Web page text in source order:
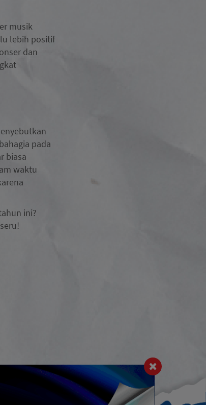
musik
lebih positif
dan
pada
biasa
waktu
ini?